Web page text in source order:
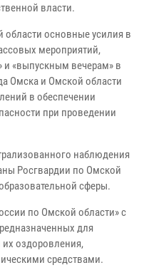
власти.
основные усилия в
мероприятий,
«выпускным вечерам» в
Омска и Омской области
в обеспечении
при проведении
наблюдения
Росгвардии по Омской
сферы.
по Омской области» с
для
их оздоровления,
средствами.